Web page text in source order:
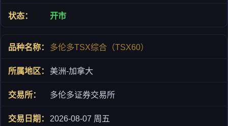
开市
多伦多TSX综合（TSX60）
美洲-加拿大
多伦多证券交易所
2026-08-07 周五